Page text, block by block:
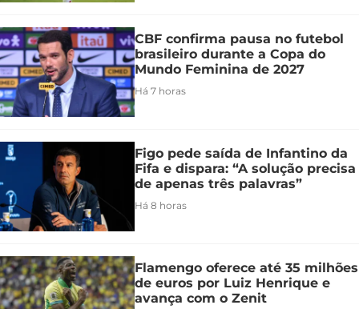
CBF confirma pausa no futebol
brasileiro durante a Copa do
Mundo Feminina de 2027
Há 7 horas
Figo pede saída de Infantino da
Fifa e dispara: “A solução precisa
de apenas três palavras”
Há 8 horas
Flamengo oferece até 35 milhões
de euros por Luiz Henrique e
avança com o Zenit